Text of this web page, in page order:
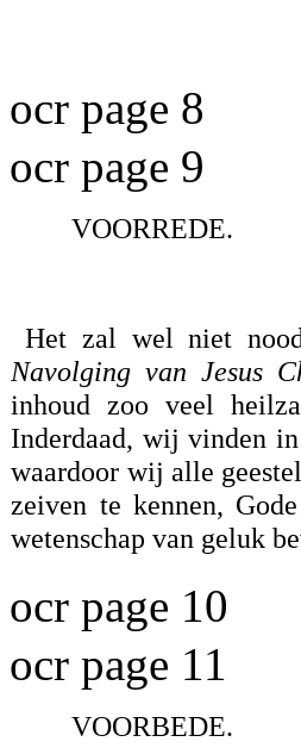
ocr page 8
ocr page 9
VOORREDE.
Het zal wel niet
Navolging van Jesus
inhoud zoo veel
Inderdaad, wij vinden
waardoor wij alle
zeiven te kennen,
wetenschap van geluk
ocr page 10
ocr page 11
VOORBEDE.